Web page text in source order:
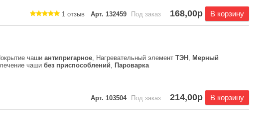
1 отзыв Арт. 132459 Под заказ 168,00р В корзину
чаши антипригарное, Нагревательный элемент ТЭН , Мерный
чаши без приспособлений, Пароварка
Арт. 103504 Под заказ 214,00р В корзину